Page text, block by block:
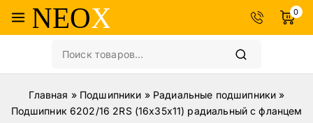
0
Главная » Подшипники » Радиальные подшипники »
Подшипник 6202/16 2RS (16x35x11) радиальный с фланцем